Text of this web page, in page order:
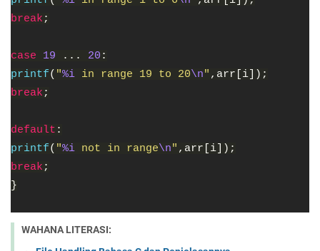
break ;
case 19 ... 20 :
printf( "%i in range 19 to 20\n" ,arr[i]);
break ;
default :
printf( "%i not in range\n" ,arr[i]);
break ;
}
WAHANA LITERASI: